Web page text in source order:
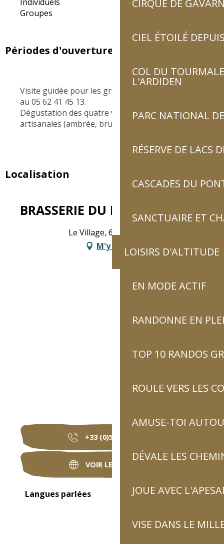
CIRQUE DE
CIEL ÉTOILÉ
COL DU
L'ARDIDEN
PARC NATIONAL
RÉSERVE DE LACS
CASCADES DU
SANCTUAIRE ET
LOISIRS D'ALTITUDE
EN MODE ACTIF
RANDONNE EN
TOP 10 RANDOS
ROULE VERS LES
AMUSE-TOI
DÉVALE LES
JOUE AVEC
VISE DANS LE
Groupes
Périodes d'ouverture
Visite guidée pour les groupes sur réservation
au 05 62 41 45 13.
Dégustation des quatre variétés de bières
artisanales (ambrée, brune, I.P.A et blanche).
Localisation
BRASSERIE DU PAYS TOY
Le Village, 65120 Sassis
M'y rendre
+33 (0)5 62 41 45
VOIR LES SITES WEB
Langues parlées
Langues parlées